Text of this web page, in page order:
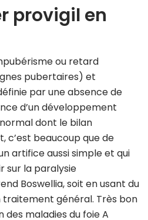
provigil en
ou retard
pubertaires) et
par une absence de
d’un développement
dont le bilan
c’est beaucoup que de
artifice aussi simple et qui
sur la paralysie
Boswellia, soit en usant du
traitement général. Très bon
maladies du foie A